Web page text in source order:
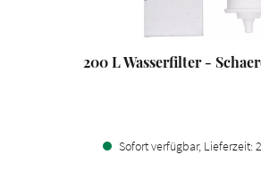
200 L Wasserfilter -
Sofort verfügbar, Lieferzeit: